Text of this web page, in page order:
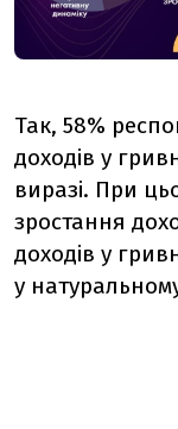
Так, 58%
доходів у
виразі. При
зростання
доходів у
у